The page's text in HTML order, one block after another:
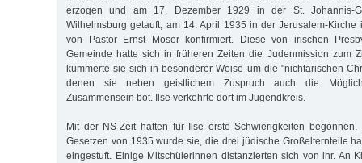
erzogen und am 17. Dezember 1929 in der St. Johannis-
Wilhelmsburg getauft, am 14. April 1935 in der Jerusalem-Kirche
von Pastor Ernst Moser konfirmiert. Diese von irischen
Gemeinde hatte sich in früheren Zeiten die Judenmission zum
kümmerte sie sich in besonderer Weise um die "nichtarischen
denen sie neben geistlichem Zuspruch auch die
Zusammensein bot. Ilse verkehrte dort im Jugendkreis.
Mit der NS-Zeit hatten für Ilse erste Schwierigkeiten
Gesetzen von 1935 wurde sie, die drei jüdische Großelternteile
eingestuft. Einige Mitschülerinnen distanzierten sich von ihr. An